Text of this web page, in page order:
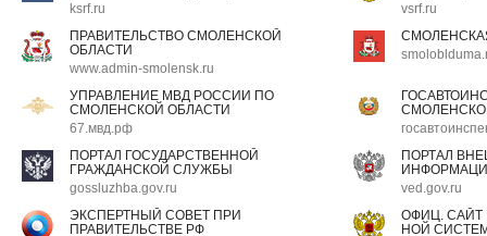
ksrf.ru
vsrf.ru
ПРАВИТЕЛЬСТВО СМОЛЕНСКОЙ
ОБЛАСТИ
www.admin-smolensk.ru
УПРАВЛЕНИЕ МВД РОССИИ ПО
СМОЛЕНСКОЙ ОБЛАСТИ
67.мвд.рф
ПОРТАЛ ГОСУДАРСТВЕННОЙ
ГРАЖДАНСКОЙ СЛУЖБЫ
gossluzhba.gov.ru
ПОРТАЛ
ved.gov.ru
ЭКСПЕРТНЫЙ СОВЕТ ПРИ
ПРАВИТЕЛЬСТВЕ РФ
ОФИЦ.
НОЙ